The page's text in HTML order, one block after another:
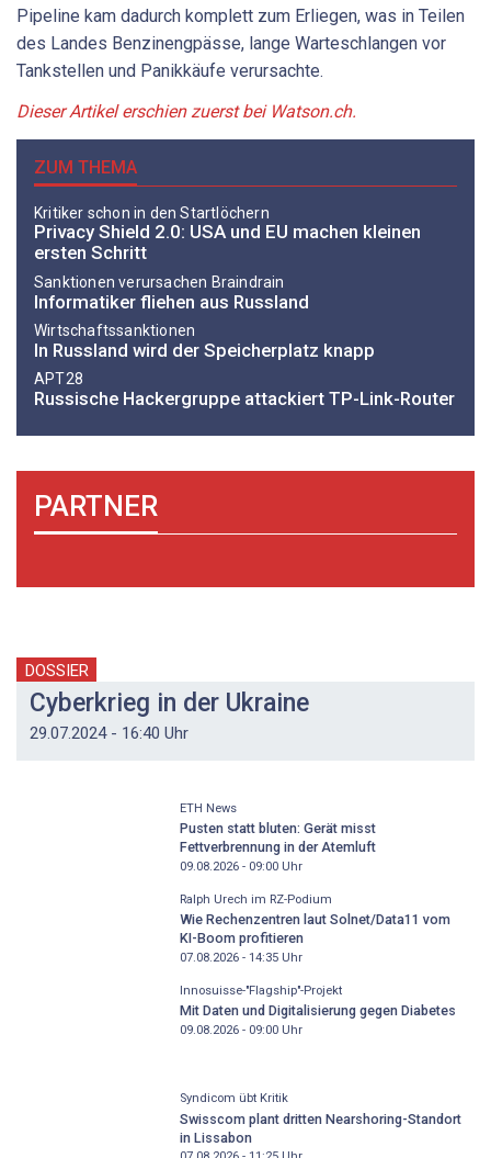
Pipeline kam dadurch komplett zum Erliegen, was in Teilen
des Landes Benzinengpässe, lange Warteschlangen vor
Tankstellen und Panikkäufe verursachte.
Dieser Artikel erschien zuerst bei Watson.ch.
ZUM THEMA
Kritiker schon in den Startlöchern
Privacy Shield 2.0: USA und EU machen kleinen
ersten Schritt
Sanktionen verursachen Braindrain
Informatiker fliehen aus Russland
Wirtschaftssanktionen
In Russland wird der Speicherplatz knapp
APT28
Russische Hackergruppe attackiert TP-Link-Router
PARTNER
DOSSIER
Cyberkrieg in der Ukraine
29.07.2024 - 16:40 Uhr
ETH News
Pusten statt bluten: Gerät misst
Fettverbrennung in der Atemluft
09.08.2026 - 09:00Uhr
Ralph Urech im RZ-Podium
Wie Rechenzentren laut Solnet/Data11 vom
KI-Boom profitieren
07.08.2026 - 14:35Uhr
Innosuisse-"Flagship"-Projekt
Mit Daten und Digitalisierung gegen Diabetes
09.08.2026 - 09:00Uhr
Syndicom übt Kritik
Swisscom plant dritten Nearshoring-Standort
in Lissabon